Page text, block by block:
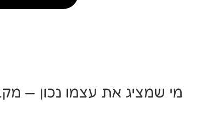
מי שמציג את עצמו נכון —